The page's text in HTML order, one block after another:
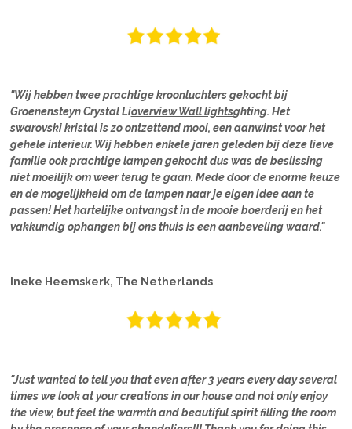
"Wij hebben twee prachtige kroonluchters gekocht bij
Groenensteyn Crystal Lioverview Wall lightsghting. Het
swarovski kristal is zo ontzettend mooi, een aanwinst voor het
gehele interieur. Wij hebben enkele jaren geleden bij deze lieve
familie ook prachtige lampen gekocht dus was de beslissing
niet moeilijk om weer terug te gaan. Mede door de enorme keuze
en de mogelijkheid om de lampen naar je eigen idee aan te
passen! Het hartelijke ontvangst in de mooie boerderij en het
vakkundig ophangen bij ons thuis is een aanbeveling waard."
Ineke Heemskerk, The Netherlands
"Just wanted to tell you that even after 3 years every day several
times we look at your creations in our house and not only enjoy
the view, but feel the warmth and beautiful spirit filling the room